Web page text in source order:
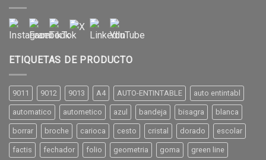
ETIQUETAS DE PRODUCTO
9011 9012 9013 A4 AUTO-ENTINTABLE auto entintabl
automatico autometico azul bandeja bisagra blanca
borrar broche carioca cesto cristal dorado escolar
factis fechador folio geometria goma green line